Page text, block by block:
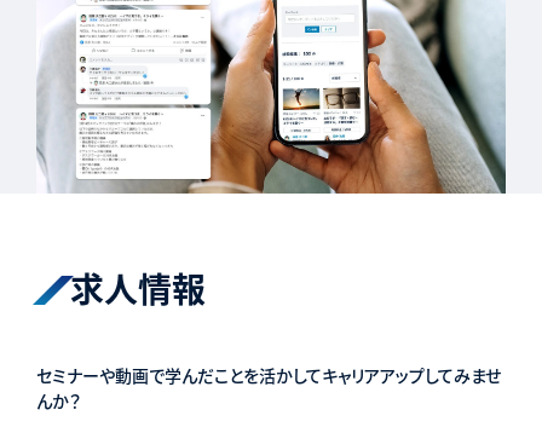
求人情報
セミナーや動画で学んだことを活かしてキャリアアップしてみませ
んか？